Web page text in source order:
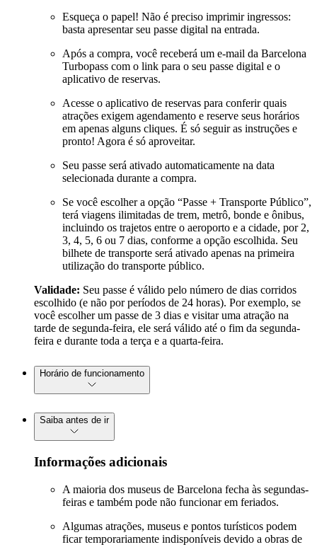
Esqueça o papel! Não é preciso imprimir ingressos:
basta apresentar seu passe digital na entrada.
Após a compra, você receberá um e-mail da Barcelona
Turbopass com o link para o seu passe digital e o
aplicativo de reservas.
Acesse o aplicativo de reservas para conferir quais
atrações exigem agendamento e reserve seus horários
em apenas alguns cliques. É só seguir as instruções e
pronto! Agora é só aproveitar.
Seu passe será ativado automaticamente na data
selecionada durante a compra.
Se você escolher a opção “Passe + Transporte Público”,
terá viagens ilimitadas de trem, metrô, bonde e ônibus,
incluindo os trajetos entre o aeroporto e a cidade, por 2,
3, 4, 5, 6 ou 7 dias, conforme a opção escolhida. Seu
bilhete de transporte será ativado apenas na primeira
utilização do transporte público.
Validade: Seu passe é válido pelo número de dias corridos
escolhido (e não por períodos de 24 horas). Por exemplo, se
você escolher um passe de 3 dias e visitar uma atração na
tarde de segunda-feira, ele será válido até o fim da segunda-
feira e durante toda a terça e a quarta-feira.
Horário de funcionamento
Saiba antes de ir
Informações adicionais
A maioria dos museus de Barcelona fecha às segundas-
feiras e também pode não funcionar em feriados.
Algumas atrações, museus e pontos turísticos podem
ficar temporariamente indisponíveis devido a obras de